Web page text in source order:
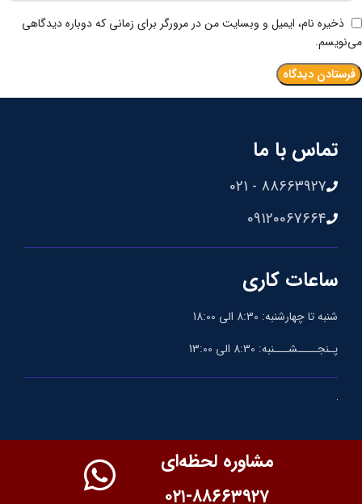
ذخیره نام، ایمیل و وبسایت من در مرورگر برای زمانی که دوباره دیدگاهی
می‌نویسم.
تماس با ما
88663927 - 021
09120067664
ساعات کاری
شنبه تا چهارشنبه: 8:30 الی 18:00
پـنجــــشـــنبه: 8:30 الی 13:00
مشاوره لحظه‌ای
۰۲۱-۸۸۶۶۳۹۲۷